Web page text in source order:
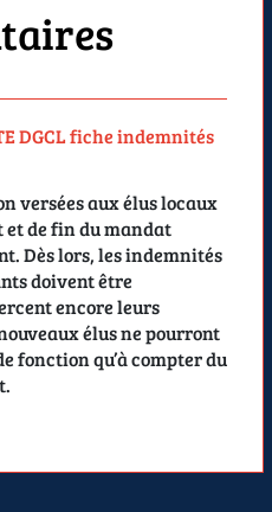
DGCL fiche indemnités
versées aux élus locaux
et de fin du mandat
Dès lors, les indemnités
doivent être
encore leurs
élus ne pourront
fonction qu’à compter du